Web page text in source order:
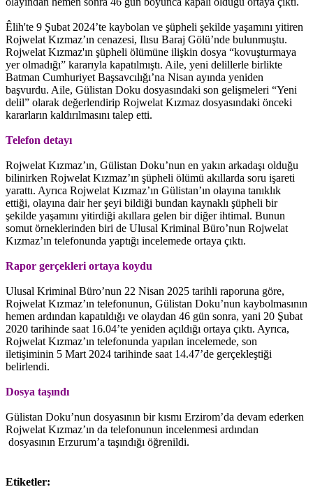
Êlih'te 9 Şubat 2024’te kaybolan ve şüpheli şekilde yaşamını yitiren
Rojwelat Kızmaz’ın cenazesi, Ilısu Baraj Gölü’nde bulunmuştu.
Rojwelat Kızmaz'ın şüpheli ölümüne ilişkin dosya “kovuşturmaya
yer olmadığı” kararıyla kapatılmıştı. Aile, yeni delillerle birlikte
Batman Cumhuriyet Başsavcılığı’na Nisan ayında yeniden
başvurdu. Aile, Gülistan Doku dosyasındaki son gelişmeleri “Yeni
delil” olarak değerlendirip Rojwelat Kızmaz dosyasındaki önceki
kararların kaldırılmasını talep etti.
Telefon detayı
Rojwelat Kızmaz’ın, Gülistan Doku’nun en yakın arkadaşı olduğu
bilinirken Rojwelat Kızmaz’ın şüpheli ölümü akıllarda soru işareti
yarattı. Ayrıca Rojwelat Kızmaz’ın Gülistan’ın olayına tanıklık
ettiği, olayına dair her şeyi bildiği bundan kaynaklı şüpheli bir
şekilde yaşamını yitirdiği akıllara gelen bir diğer ihtimal. Bunun
somut örneklerinden biri de Ulusal Kriminal Büro’nun Rojwelat
Kızmaz’ın telefonunda yaptığı incelemede ortaya çıktı.
Rapor gerçekleri ortaya koydu
Ulusal Kriminal Büro’nun 22 Nisan 2025 tarihli raporuna göre,
Rojwelat Kızmaz’ın telefonunun, Gülistan Doku’nun kaybolmasının
hemen ardından kapatıldığı ve olaydan 46 gün sonra, yani 20 Şubat
2020 tarihinde saat 16.04’te yeniden açıldığı ortaya çıktı. Ayrıca,
Rojwelat Kızmaz’ın telefonunda yapılan incelemede, son
iletişiminin 5 Mart 2024 tarihinde saat 14.47’de gerçekleştiği
belirlendi.
Dosya taşındı
Gülistan Doku’nun dosyasının bir kısmı Erzirom’da devam ederken
Rojwelat Kızmaz’ın da telefonunun incelenmesi ardından
dosyasının Erzurum’a taşındığı öğrenildi.
Etiketler: